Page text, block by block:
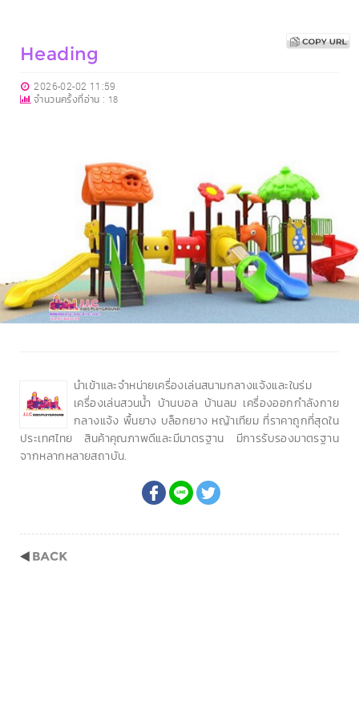
Heading
2026-02-02 11:59
จำนวนครั้งที่อ่าน : 18
นำเข้าและจำหน่ายเครื่องเล่นสนามกลางแจ้งและในร่ม
เครื่องเล่นสวนน้ำ บ้านบอล บ้านลม เครื่องออกกำลังกาย
กลางแจ้ง พื้นยาง บล็อกยาง หญ้าเทียม ที่ราคาถูกที่สุดใน
ประเทศไทย สินค้าคุณภาพดีและมีมาตรฐาน มีการรับรองมาตรฐาน
จากหลากหลายสถาบัน.